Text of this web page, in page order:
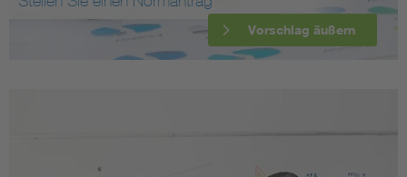
Vorschlag äußern